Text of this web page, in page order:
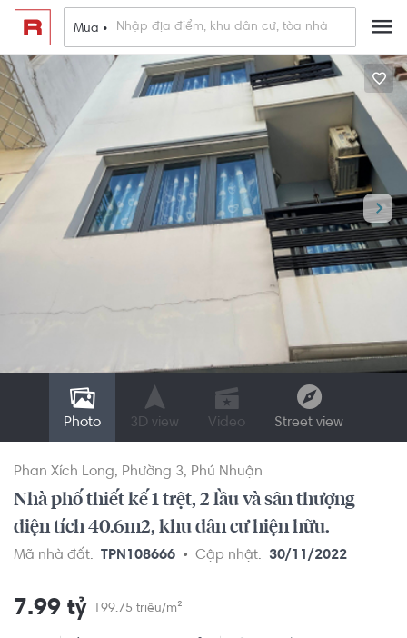
Mua •
Photo 3D view Video Street view
Phan Xích Long Phường 3 Phú Nhuận
Nhà phố thiết kế 1 trệt, 2 lầu và sân thượng
diện tích 40.6m2, khu dân cư hiện hữu.
Mã nhà đất: TPN108666 Cập nhật: 30/11/2022
7.99 tỷ 199.75 triệu/m²